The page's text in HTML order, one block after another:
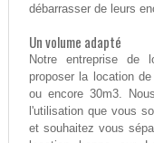
débarrasser de leurs
Un volume adapté
Notre entreprise de
proposer la location
ou encore 30m3.
l'utilisation que vous
et souhaitez vous